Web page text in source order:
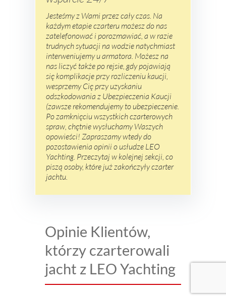
Jesteśmy z Wami przez cały czas. Na
każdym etapie czarteru możesz do nas
zatelefonować i porozmawiać, a w razie
trudnych sytuacji na wodzie natychmiast
interweniujemy u armatora. Możesz na
nas liczyć także po rejsie, gdy pojawiają
się komplikacje przy rozliczeniu kaucji,
wesprzemy Cię przy uzyskaniu
odszkodowania z Ubezpieczenia Kaucji
(zawsze rekomendujemy to ubezpieczenie.
Po zamknięciu wszystkich czarterowych
spraw, chętnie wysłuchamy Waszych
opowieści! Zapraszamy wtedy do
pozostawienia opinii o usłudze LEO
Yachting. Przeczytaj w kolejnej sekcji, co
piszą osoby, które już zakończyły czarter
jachtu.
Opinie Klientów,
którzy czarterowali
jacht z LEO Yachting